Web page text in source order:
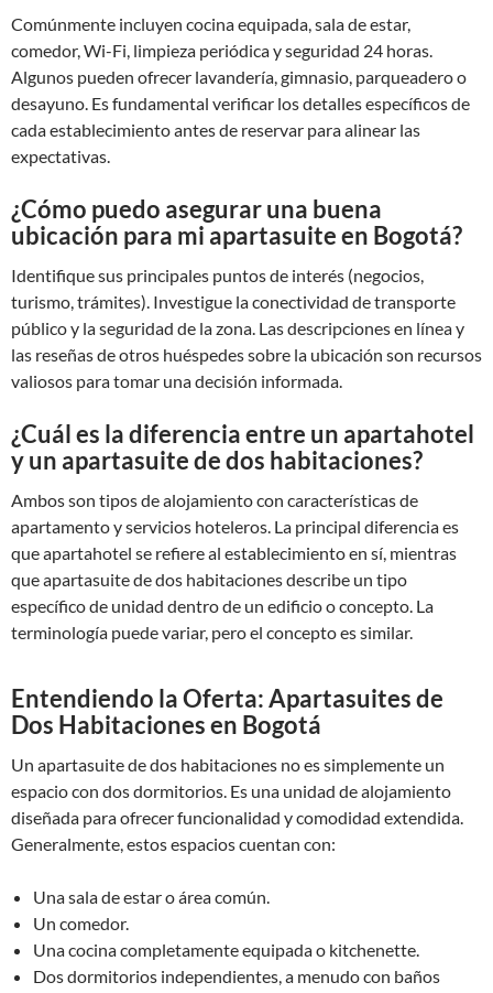
Comúnmente incluyen cocina equipada, sala de estar,
comedor, Wi-Fi, limpieza periódica y seguridad 24 horas.
Algunos pueden ofrecer lavandería, gimnasio, parqueadero o
desayuno. Es fundamental verificar los detalles específicos de
cada establecimiento antes de reservar para alinear las
expectativas.
¿Cómo puedo asegurar una buena
ubicación para mi apartasuite en Bogotá?
Identifique sus principales puntos de interés (negocios,
turismo, trámites). Investigue la conectividad de transporte
público y la seguridad de la zona. Las descripciones en línea y
las reseñas de otros huéspedes sobre la ubicación son recursos
valiosos para tomar una decisión informada.
¿Cuál es la diferencia entre un apartahotel
y un apartasuite de dos habitaciones?
Ambos son tipos de alojamiento con características de
apartamento y servicios hoteleros. La principal diferencia es
que apartahotel se refiere al establecimiento en sí, mientras
que apartasuite de dos habitaciones describe un tipo
específico de unidad dentro de un edificio o concepto. La
terminología puede variar, pero el concepto es similar.
Entendiendo la Oferta: Apartasuites de
Dos Habitaciones en Bogotá
Un apartasuite de dos habitaciones no es simplemente un
espacio con dos dormitorios. Es una unidad de alojamiento
diseñada para ofrecer funcionalidad y comodidad extendida.
Generalmente, estos espacios cuentan con:
Una sala de estar o área común.
Un comedor.
Una cocina completamente equipada o kitchenette.
Dos dormitorios independientes, a menudo con baños